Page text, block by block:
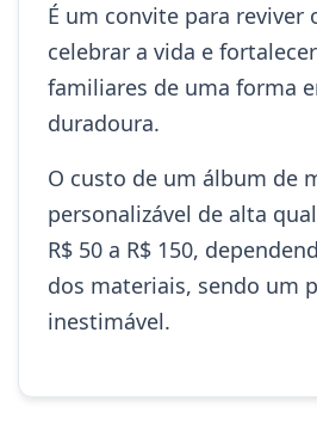
É um convite para reviver
celebrar a vida e
familiares de uma forma
duradoura.
O custo de um álbum de
personalizável de alta
R$ 50 a R$ 150,
dos materiais, sendo um
inestimável.